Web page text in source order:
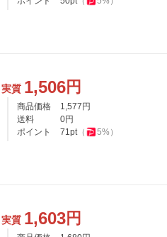
実質 1,506円
商品価格 1,577 円
送料
0円
ポイント
71pt（ 5%）
実質 1,603円